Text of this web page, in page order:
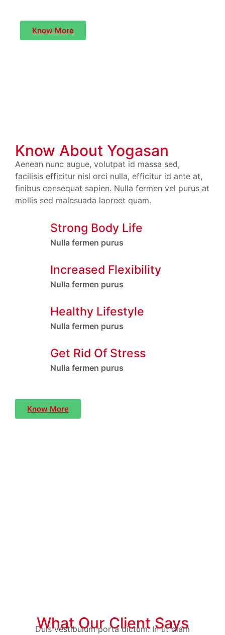
Know More
Know About Yogasan
Aenean nunc augue, volutpat id massa sed,
facilisis efficitur nisl orci nulla, efficitur id ante at,
finibus consequat sapien. Nulla fermen vel purus at
mollis sed malesuada laoreet quam.
Strong Body Life
Nulla fermen purus
Increased Flexibility
Nulla fermen purus
Healthy Lifestyle
Nulla fermen purus
Get Rid Of Stress
Nulla fermen purus
Know More
What Our Client Says
Duis vestibulum porta dictum. In ut diam